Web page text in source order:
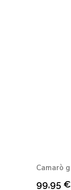
Camarò g
99,95 €